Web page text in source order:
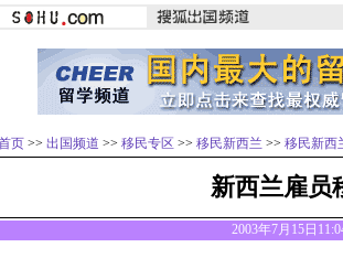
页 >> 出国频道 >> 移民专区 >> 移民新西兰 >> 移民新西
新西兰雇员
2003年7月15日